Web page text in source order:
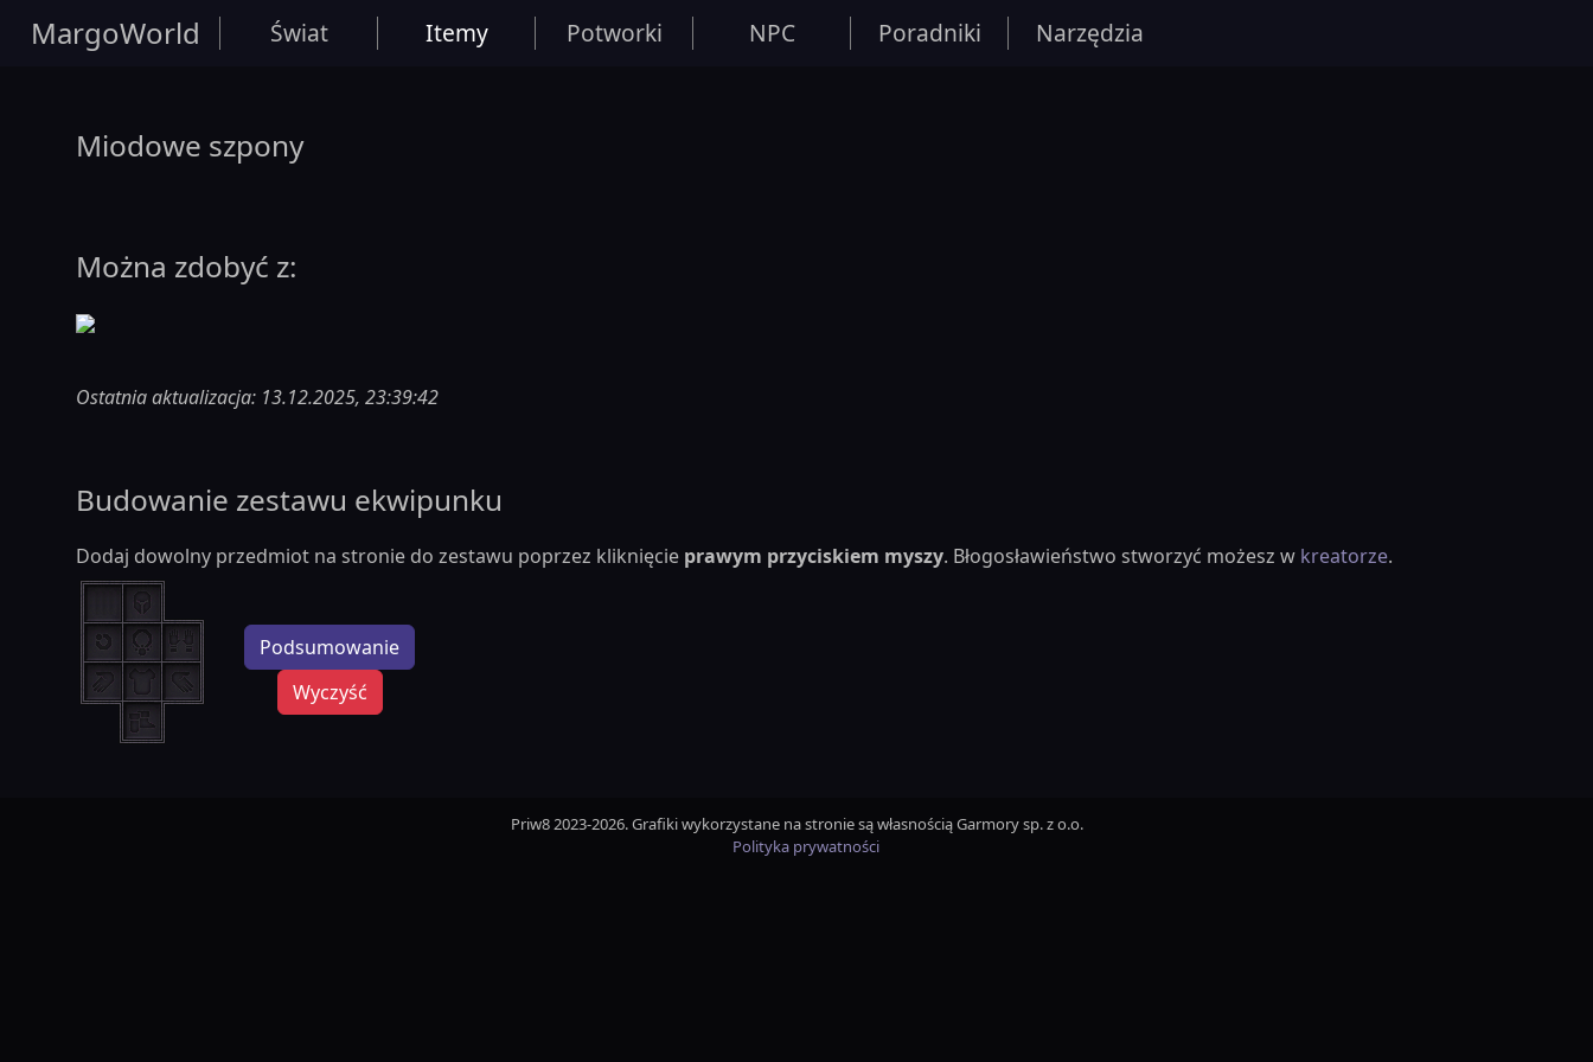
MargoWorld Świat Itemy Potworki NPC Poradniki Narzędzia
Miodowe szpony
Można zdobyć z:
Ostatnia aktualizacja: 13.12.2025, 23:39:42
Budowanie zestawu ekwipunku
Dodaj dowolny przedmiot na stronie do zestawu poprzez kliknięcie prawym przyciskiem myszy. Błogosławieństwo stworzyć możesz w kreatorze.
Podsumowanie
Wyczyść
Priw8 2023-2026. Grafiki wykorzystane na stronie są własnością Garmory sp. z o.o.
Polityka prywatności